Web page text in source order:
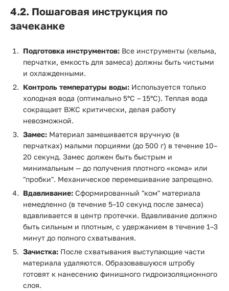
4.2. Пошаговая инструкция по
зачеканке
Подготовка инструментов: Все инструменты (кельма,
перчатки, емкость для замеса) должны быть чистыми
и охлажденными.
Контроль температуры воды: Используется только
холодная вода (оптимально 5°C – 15°C). Теплая вода
сокращает ВЖС критически, делая работу
невозможной.
Замес: Материал замешивается вручную (в
перчатках) малыми порциями (до 500 г) в течение 10–
20 секунд. Замес должен быть быстрым и
минимальным — до получения плотного «кома» или
"пробки". Механическое перемешивание запрещено.
Вдавливание: Сформированный "ком" материала
немедленно (в течение 5–10 секунд после замеса)
вдавливается в центр протечки. Вдавливание должно
быть сильным и плотным, с удержанием в течение 1–3
минут до полного схватывания.
Зачистка: После схватывания выступающие части
материала удаляются. Образовавшуюся штробу
готовят к нанесению финишного гидроизоляционного
слоя.